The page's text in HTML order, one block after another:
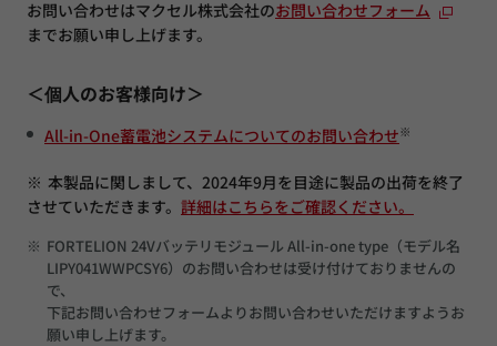
お問い合わせはマクセル株式会社のお問い合わせフォーム
までお願い申し上げます。
＜個人のお客様向け＞
All-in-One蓄電池システムについてのお問い合わせ ※
※ 本製品に関しまして、2024年9月を目途に製品の出荷を終了
させていただきます。 詳細はこちらをご確認ください。
※ FORTELION 24Vバッテリモジュール All-in-one type（モデル名
LIPY041WWPCSY6）のお問い合わせは受け付けておりませんの
で、
下記お問い合わせフォームよりお問い合わせいただけますようお
願い申し上げます。